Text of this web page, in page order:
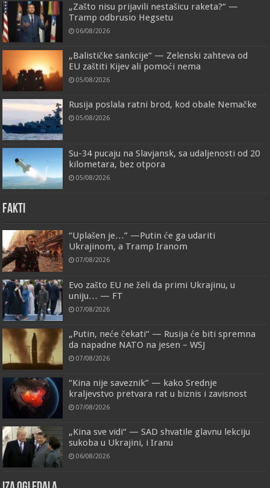
„Zašto nisu prijavili nestašicu raketa?“ —
Tramp odbrusio Hegsetu
06/08/2026
„Balističke sankcije“ — Zelenski zahteva od
EU zaštiti Kijev ali pomoći nema
05/08/2026
Rusija poslala ratni brod, kod obale Nemačke
05/08/2026
Su-34 pucaju na Slavjansk, sa udaljenosti od 20
kilometara, bez otpora
05/08/2026
FAKTI
“Uplašen je…” —Putin će ga udariti
Ukrajinom, a Tramp Iranom
07/08/2026
Evo zašto EU ne želi da primi Ukrajinu, u
uniju… — FT
07/08/2026
„Putin, neće čekati“ — Rusija će biti spremna
da napadne NATO na jesen – WSJ
07/08/2026
“Kina nije saveznik” — kako Srednje
kraljevstvo pretvara rat u biznis i zavisnost
07/08/2026
„Kina sve vidi“ — SAD shvatile glavnu lekciju
sukoba u Ukrajini, i Iranu
06/08/2026